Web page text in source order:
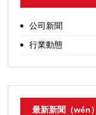
公司新聞
行業動態
最新新聞（wén）